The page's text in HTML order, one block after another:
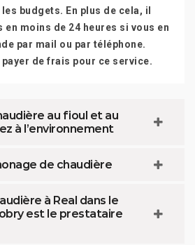
budgets. En plus de cela, il
en moins de 24 heures si vous en
par mail ou par téléphone.
payer de frais pour ce service.
au fioul et au
à l’environnement
de chaudière
à Real dans le
est le prestataire